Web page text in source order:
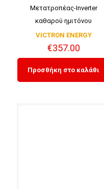
Μετατροπέας-Inverter
καθαρού ημιτόνου
VICTRON ENERGY
€357.00
Προσθήκη στο καλάθι